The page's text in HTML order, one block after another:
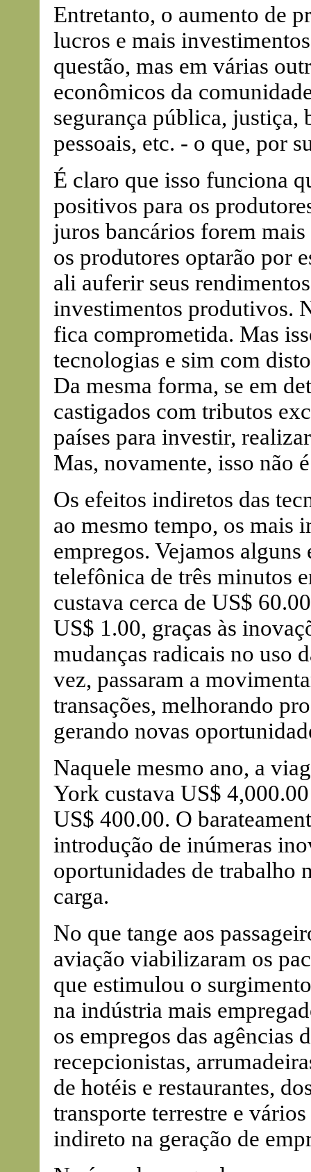
Entretanto, o aumento de
lucros e mais
questão, mas em várias
econômicos da
segurança pública, justiça,
pessoais, etc. - o que, por
É claro que isso funciona
positivos para os
juros bancários forem
os produtores optarão por
ali auferir seus
investimentos produtivos.
fica comprometida. Mas
tecnologias e sim com
Da mesma forma, se em
castigados com tributos
países para investir,
Mas, novamente, isso não
Os efeitos indiretos das
ao mesmo tempo, os mais
empregos. Vejamos
telefônica de três minutos
custava cerca de US$
US$ 1.00, graças às
mudanças radicais no uso
vez, passaram a
transações, melhorando
gerando novas
Naquele mesmo ano, a
York custava US$
US$ 400.00. O
introdução de inúmeras
oportunidades de trabalho
carga.
No que tange aos
aviação viabilizaram os
que estimulou o
na indústria mais
os empregos das agências
recepcionistas,
de hotéis e restaurantes,
transporte terrestre e
indireto na geração de